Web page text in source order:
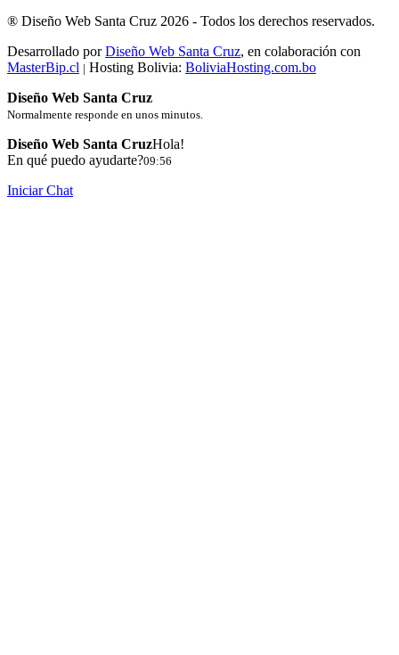
® Diseño Web Santa Cruz 2026 - Todos los derechos reservados.
Desarrollado porDiseño Web Santa Cruz, en colaboración con
MasterBip.cl | Hosting Bolivia: BoliviaHosting.com.bo
Diseño Web Santa Cruz
Normalmente responde en unos minutos.
Diseño Web Santa CruzHola!
En qué puedo ayudarte?09:56
Iniciar Chat